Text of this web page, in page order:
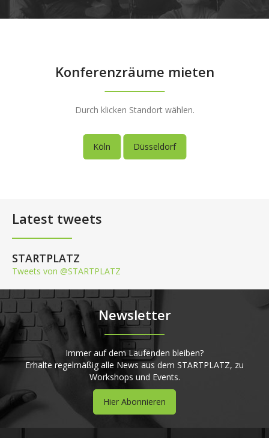
Konferenzräume mieten
Durch klicken Standort wählen.
Köln Düsseldorf
Latest tweets
STARTPLATZ
Tweets von @STARTPLATZ
Newsletter
Immer auf dem Laufenden bleiben?
Erhalte regelmäßig alle News aus dem STARTPLATZ, zu
Workshops und Events.
Hier Abonnieren